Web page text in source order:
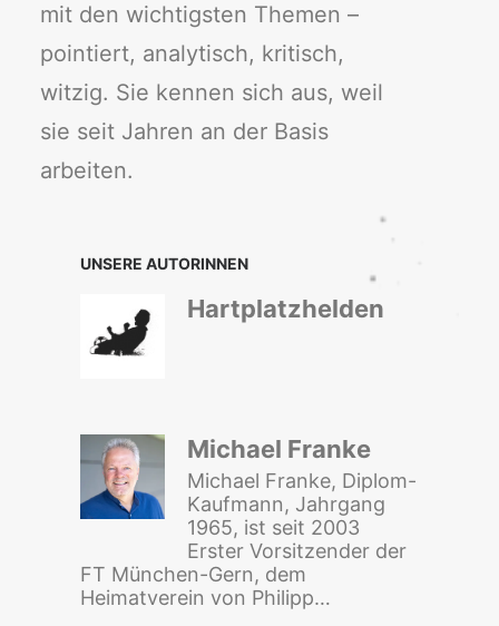
mit den wichtigsten Themen –
pointiert, analytisch, kritisch,
witzig. Sie kennen sich aus, weil
sie seit Jahren an der Basis
arbeiten.
UNSERE AUTORINNEN
Hartplatzhelden
Michael Franke
Michael Franke, Diplom-
Kaufmann, Jahrgang
1965, ist seit 2003
Erster Vorsitzender der
FT München-Gern, dem
Heimatverein von Philipp…